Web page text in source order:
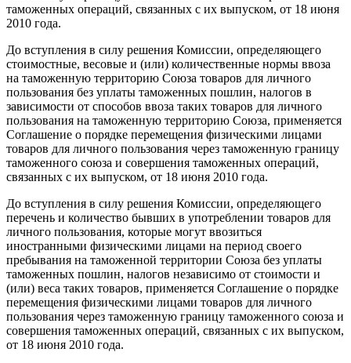
таможенных операций, связанных с их выпуском, от 18 июня
2010 года.
До вступления в силу решения Комиссии, определяющего
стоимостные, весовые и (или) количественные нормы ввоза
на таможенную территорию Союза товаров для личного
пользования без уплаты таможенных пошлин, налогов в
зависимости от способов ввоза таких товаров для личного
пользования на таможенную территорию Союза, применяется
Соглашение о порядке перемещения физическими лицами
товаров для личного пользования через таможенную границу
таможенного союза и совершения таможенных операций,
связанных с их выпуском, от 18 июня 2010 года.
До вступления в силу решения Комиссии, определяющего
перечень и количество бывших в употреблении товаров для
личного пользования, которые могут ввозиться
иностранными физическими лицами на период своего
пребывания на таможенной территории Союза без уплаты
таможенных пошлин, налогов независимо от стоимости и
(или) веса таких товаров, применяется Соглашение о порядке
перемещения физическими лицами товаров для личного
пользования через таможенную границу таможенного союза и
совершения таможенных операций, связанных с их выпуском,
от 18 июня 2010 года.